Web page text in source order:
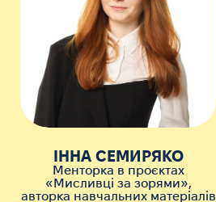
ІННА СЕМИРЯКО
Менторка в проєктах
«Мисливці за зорями»,
авторка навчальних матеріалів